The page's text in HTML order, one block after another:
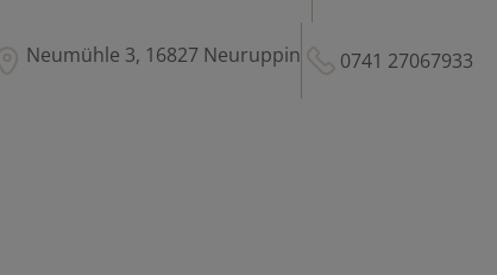
Neumühle 3, 16827 Neuruppin 0741 27067933